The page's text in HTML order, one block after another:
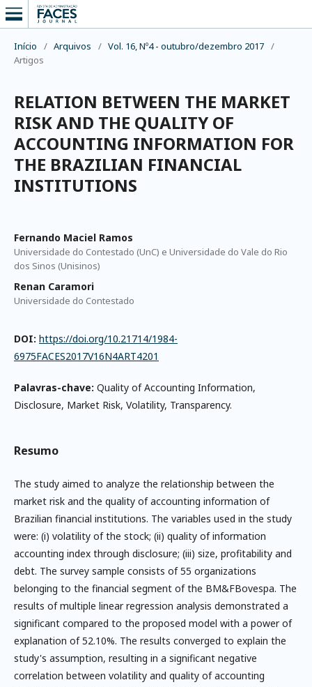
Início / Arquivos / Vol. 16, Nº4 - outubro/dezembro 2017 /
Artigos
RELATION BETWEEN THE MARKET
RISK AND THE QUALITY OF
ACCOUNTING INFORMATION FOR
THE BRAZILIAN FINANCIAL
INSTITUTIONS
Fernando Maciel Ramos
Universidade do Contestado (UnC) e Universidade do Vale do Rio
dos Sinos (Unisinos)
Renan Caramori
Universidade do Contestado
DOI: https://doi.org/10.21714/1984-
6975FACES2017V16N4ART4201
Palavras-chave: Quality of Accounting Information,
Disclosure, Market Risk, Volatility, Transparency.
Resumo
The study aimed to analyze the relationship between the
market risk and the quality of accounting information of
Brazilian financial institutions. The variables used in the study
were: (i) volatility of the stock; (ii) quality of information
accounting index through disclosure; (iii) size, profitability and
debt. The survey sample consists of 55 organizations
belonging to the financial segment of the BM&FBovespa. The
results of multiple linear regression analysis demonstrated a
significant compared to the proposed model with a power of
explanation of 52.10%. The results converged to explain the
study's assumption, resulting in a significant negative
correlation between volatility and quality of accounting